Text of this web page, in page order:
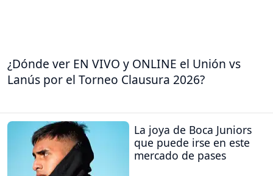
¿Dónde ver EN VIVO y ONLINE el Unión vs
Lanús por el Torneo Clausura 2026?
La joya de Boca Juniors
que puede irse en este
mercado de pases